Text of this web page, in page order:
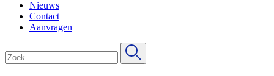
Nieuws
Contact
Aanvragen